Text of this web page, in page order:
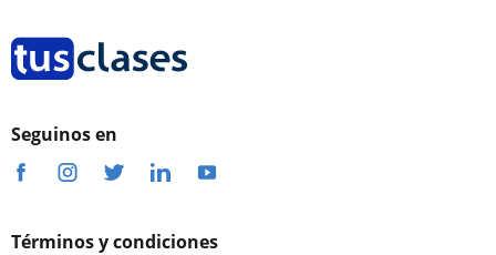
Seguinos en
Términos y condiciones